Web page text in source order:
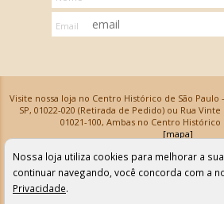
Email
Visite nossa loja no Centro Histórico de São Paulo
SP, 01022-020 (Retirada de Pedido) ou Rua
01021-100, Ambas no Centro Histórico
[mapa]
Armarinhos Santa Cecília Ltda | CNPJ:
Os preços e as condições de pagamento apresentadas na loja
podem sofrer alterações sem aviso prévio. Vendas com
confirmação de dados.
Nossa loja utiliza cookies para melhorar a
continuar navegando, você concorda com a
Privacidade.